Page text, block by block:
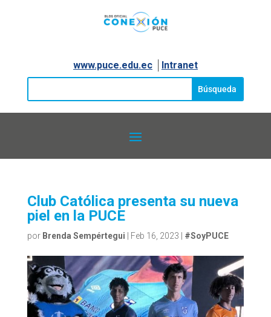
www.puce.edu.ec│ Intranet
Club Católica presenta su nueva
piel en la PUCE
por Brenda Sempértegui Feb 16, 2023 #SoyPUCE